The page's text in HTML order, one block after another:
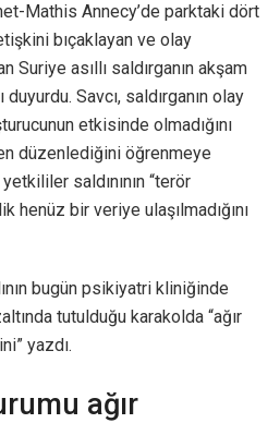
Mathis Annecy’de parktaki dört
bıçaklayan ve olay
Suriye asıllı saldırganın akşam
Savcı, saldırganın olay
etkisinde olmadığını
düzenlediğini öğrenmeye
saldınının “terör
henüz bir veriye ulaşılmadığını
bugün psikiyatri kliniğinde
tutulduğu karakolda “ağır
yazdı.
ağır